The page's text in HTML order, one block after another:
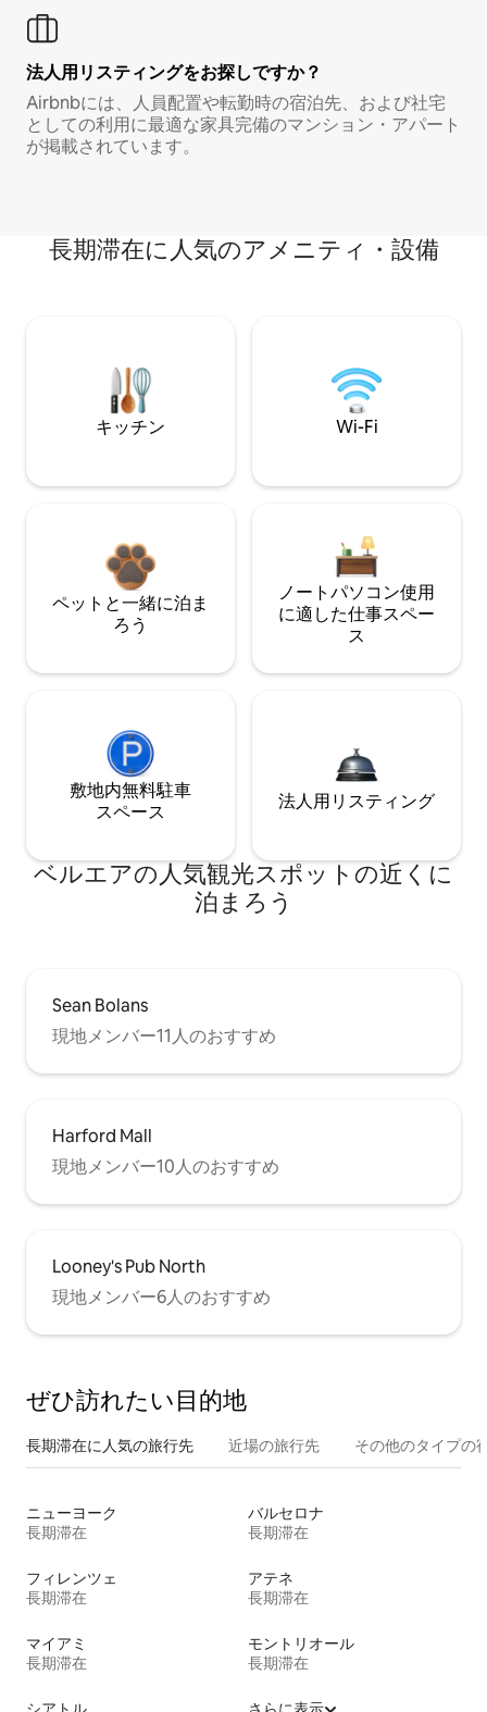
法人用リスティングをお探しですか？
Airbnbには、人員配置や転勤時の宿泊先、および社宅
としての利用に最適な家具完備のマンション・アパート
が掲載されています。
長期滞在に人気のアメニティ・設備
キッチン Wi-Fi
ペットと一緒に泊ま
ろう
ノートパソコン使用
に適した仕事スペー
ス
敷地内無料駐⁠車
ス⁠ペ⁠ー⁠ス
法人用リスティング
ベルエアの人気観光スポットの近くに
泊まろう
Sean Bolans
現地メンバー11人のおすすめ
Harford Mall
現地メンバー10人のおすすめ
Looney's Pub North
現地メンバー6人のおすすめ
ぜひ訪⁠れ⁠た⁠い目⁠的⁠地
長期滞在に人気の旅行先 近場の旅行先 その他のタ⁠イ⁠プ⁠の
ニューヨーク
長期滞在
バルセロナ
長期滞在
フィレンツェ
長期滞在
アテネ
長期滞在
マイアミ
長期滞在
モントリオール
長期滞在